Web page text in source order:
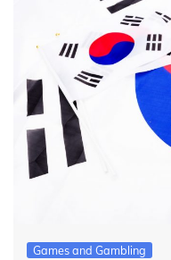
Games and Gambling